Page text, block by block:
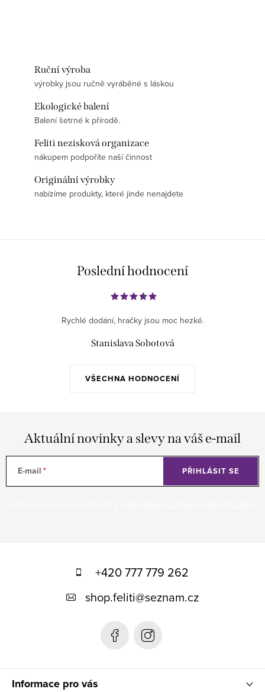
Ruční výroba
výrobky jsou ručně vyráběné s láskou
Ekologické balení
Balení šetrné k přírodě.
Feliti nezisková organizace
nákupem podpoříte naší činnost
Originální výrobky
nabízíme produkty, které jinde nenajdete
Poslední hodnocení
VŠECHNA HODNOCENÍ
Rychlé dodání, hračky jsou moc hezké.
Stanislava Sobotová
Aktuální novinky a slevy na váš e-mail
E-mail PŘIHLÁSIT SE
Informace pro vás
+420 777 779 262
shop.feliti@seznam.cz